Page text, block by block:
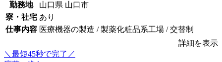
勤務地
山口県 山口市
寮・社宅 あり
仕事内容 医療機器の製造 / 製薬化粧品系工場 / 交替制
詳細を表示
＼最短45秒で完了／